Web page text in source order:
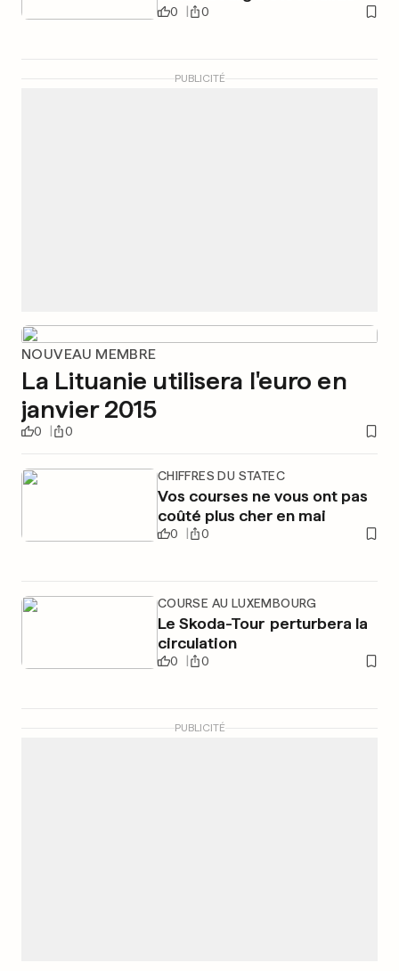
0 0
PUBLICITÉ
NOUVEAU MEMBRE
La Lituanie utilisera l'euro en
janvier 2015
0 0
CHIFFRES DU STATEC
Vos courses ne vous ont pas
coûté plus cher en mai
0 0
COURSE AU LUXEMBOURG
Le Skoda-Tour perturbera la
circulation
0 0
PUBLICITÉ